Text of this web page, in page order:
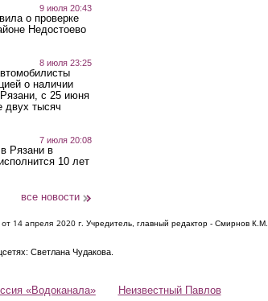
9 июля 20:43
о проверке
Недостоево
8 июля 23:25
о наличии
с 25 июня
двух тысяч
7 июля 20:08
Рязани в
10 лет
все новости
от 14 апреля 2020 г. Учредитель, главный редактор - Смирнов К.М.
Светлана Чудакова.
«Водоканала» Неизвестный Павлов